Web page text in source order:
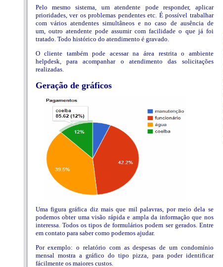
Pelo mesmo sistema, um atendente pode responder, aplicar
prioridades, ver os problemas pendentes etc. É possível trabalhar
com vários atendentes simultâneos e no caso de ausência de
um, outro atendente pode assumir com facilidade o que já foi
tratado. Todo histórico do atendimento é gravado.
O cliente também pode acessar na área restrita o ambiente
helpdesk, para acompanhar o atendimento das solicitações
realizadas.
Geração de gráficos
Uma figura gráfica diz mais que mil palavras, por meio dela se
podemos obter uma visão rápida e ampla da informação que nos
interessa. Todos os tipos de formulários podem ser gerados. Entre
em contato para saber como podemos ajudar.
Por exemplo: o relatório com as despesas de um condomínio
mensal mostra a gráfico do tipo pizza, para poder identificar
fácilmente os maiores custos.